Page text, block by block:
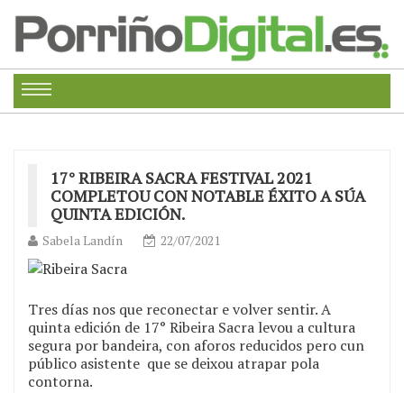
17° RIBEIRA SACRA FESTIVAL 2021
COMPLETOU CON NOTABLE ÉXITO A SÚA
QUINTA EDICIÓN.
Sabela Landín 22/07/2021
Tres días nos que reconectar e volver sentir. A
quinta edición de 17° Ribeira Sacra levou a cultura
segura por bandeira, con aforos reducidos pero cun
público asistente que se deixou atrapar pola
contorna.